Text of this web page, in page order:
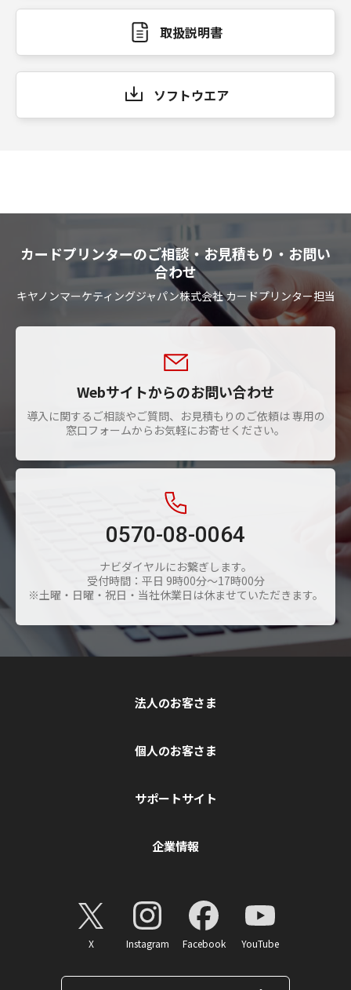
取扱説明書
ソフトウエア
カードプリンターのご相談・お見積もり・お問い
合わせ
キヤノンマーケティングジャパン株式会社 カードプリンター担当
Webサイトからのお問い合わせ
導入に関するご相談やご質問、お見積もりのご依頼は 専用の
窓口フォームからお気軽にお寄せください。
0570-08-0064
ナビダイヤルにお繋ぎします。
受付時間：平日 9時00分～17時00分
※土曜・日曜・祝日・当社休業日は休ませていただきます。
法人のお客さま
個人のお客さま
サポートサイト
企業情報
X Instagram Facebook YouTube